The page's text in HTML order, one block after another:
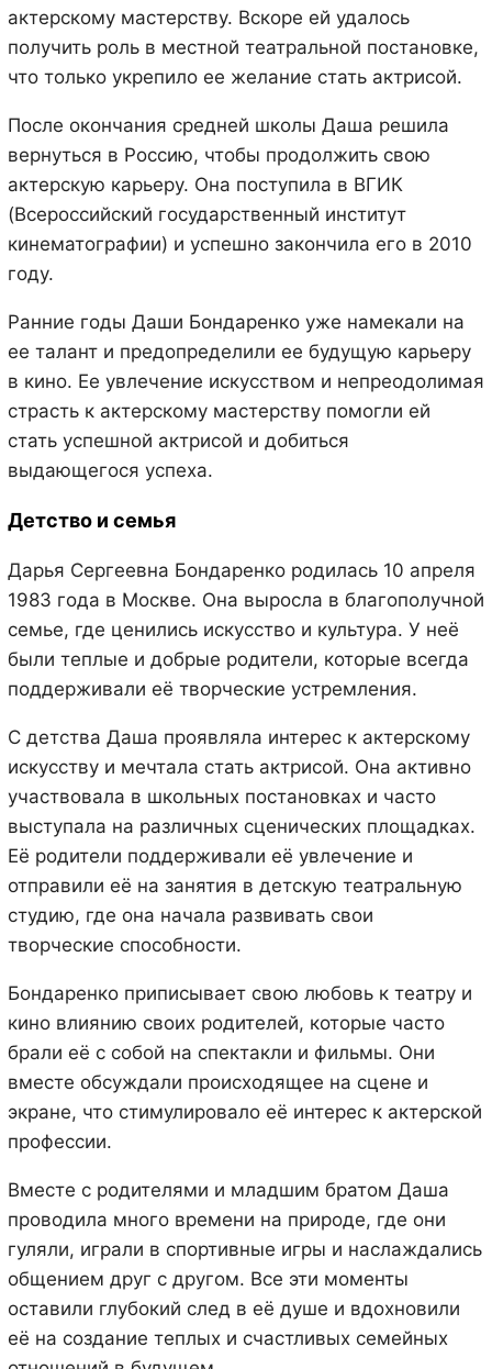
актерскому мастерству. Вскоре ей удалось
получить роль в местной театральной постановке,
что только укрепило ее желание стать актрисой.
После окончания средней школы Даша решила
вернуться в Россию, чтобы продолжить свою
актерскую карьеру. Она поступила в ВГИК
(Всероссийский государственный институт
кинематографии) и успешно закончила его в 2010
году.
Ранние годы Даши Бондаренко уже намекали на
ее талант и предопределили ее будущую карьеру
в кино. Ее увлечение искусством и непреодолимая
страсть к актерскому мастерству помогли ей
стать успешной актрисой и добиться
выдающегося успеха.
Детство и семья
Дарья Сергеевна Бондаренко родилась 10 апреля
1983 года в Москве. Она выросла в благополучной
семье, где ценились искусство и культура. У неё
были теплые и добрые родители, которые всегда
поддерживали её творческие устремления.
С детства Даша проявляла интерес к актерскому
искусству и мечтала стать актрисой. Она активно
участвовала в школьных постановках и часто
выступала на различных сценических площадках.
Её родители поддерживали её увлечение и
отправили её на занятия в детскую театральную
студию, где она начала развивать свои
творческие способности.
Бондаренко приписывает свою любовь к театру и
кино влиянию своих родителей, которые часто
брали её с собой на спектакли и фильмы. Они
вместе обсуждали происходящее на сцене и
экране, что стимулировало её интерес к актерской
профессии.
Вместе с родителями и младшим братом Даша
проводила много времени на природе, где они
гуляли, играли в спортивные игры и наслаждались
общением друг с другом. Все эти моменты
оставили глубокий след в её душе и вдохновили
её на создание теплых и счастливых семейных